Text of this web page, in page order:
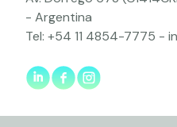
- Argentina
Tel: +54 11 4854-7775 -